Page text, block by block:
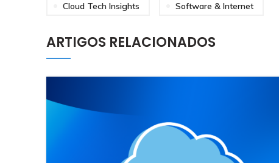
Cloud Tech Insights Software & Internet
ARTIGOS RELACIONADOS